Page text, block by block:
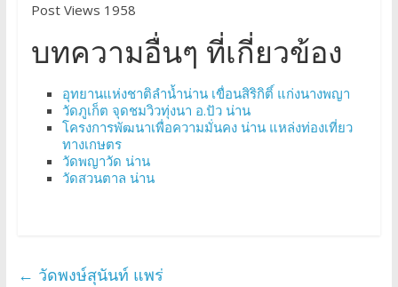
Post Views 1958
บทความอื่นๆ ที่เกี่ยวข้อง
อุทยานแห่งชาติลำน้ำน่าน เขื่อนสิริกิติ์ แก่งนางพญา
วัดภูเก็ต จุดชมวิวทุ่งนา อ.ปัว น่าน
โครงการพัฒนาเพื่อความมั่นคง น่าน แหล่งท่องเที่ยว
ทางเกษตร
วัดพญาวัด น่าน
วัดสวนตาล น่าน
← วัดพงษ์สุนันท์ แพร่